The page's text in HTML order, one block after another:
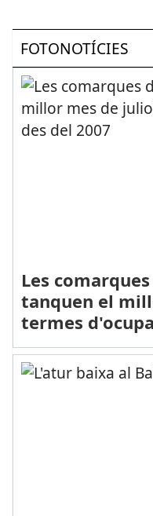
FOTONOTÍCIES
Les
tanquen el
termes